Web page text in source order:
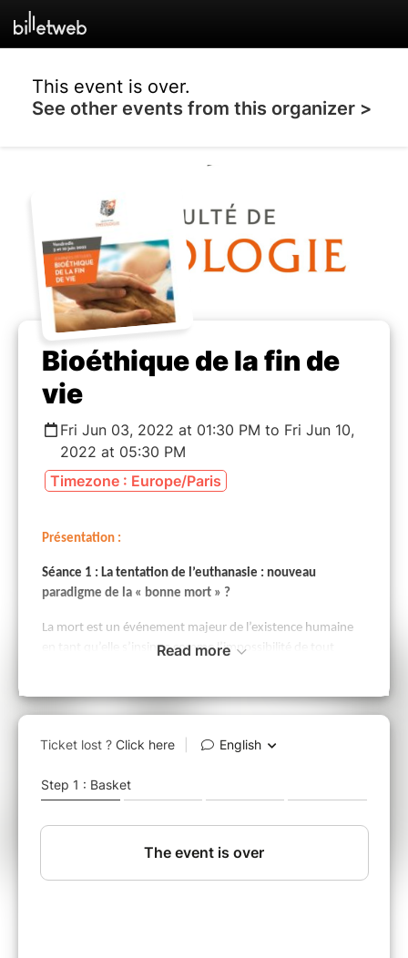
This event is over.
See other events from this organizer >
Bioéthique de la fin de
vie
Fri Jun 03, 2022 at 01:30 PM to Fri Jun 10,
2022 at 05:30 PM
Timezone : Europe/Paris
Présentation :
Séance 1 : La tentation de l’euthanasie : nouveau
paradigme de la « bonne mort » ?
La mort est un événement majeur de l’existence humaine
en tant qu’elle s’insinue comme l’impossibilité de tout
« bonne » mort. Cette formation se propose d’aborder les
l’anthropologie chrétienne.
Séance 2 : Soins en fin de vie et questions éthiques
Respecter l’être humain à l’approche de la mort, est
aujourd’hui un impératif éthique majeur. Il s’impose donc
Read more